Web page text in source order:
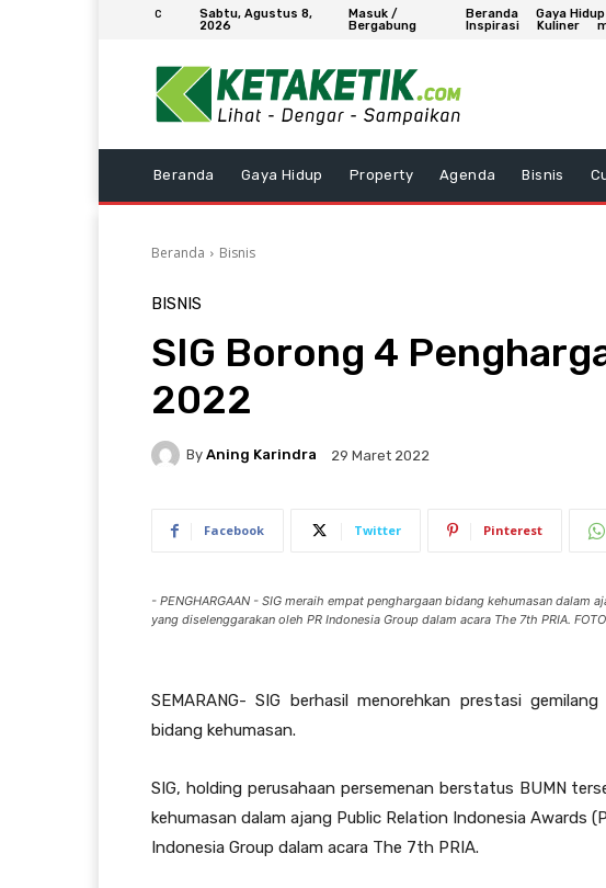
C
Sabtu, Agustus 8,
2026
Masuk /
Bergabung
Beranda Gaya Hidup
Inspirasi
Kuliner
Beranda Gaya Hidup Property Agenda Bisnis
Beranda Bisnis
BISNIS
SIG Borong 4
2022
By Aning Karindra 29 Maret 2022
Facebook Twitter Pinterest
- PENGHARGAAN - SIG meraih empat penghargaan bidang kehumasan dalam
yang diselenggarakan oleh PR Indonesia Group dalam acara The 7th PRIA. FOTO
SEMARANG- SIG berhasil menorehkan prestasi
bidang kehumasan.
SIG, holding perusahaan persemenan berstatus BUMN
kehumasan dalam ajang Public Relation Indonesia Awards
Indonesia Group dalam acara The 7th PRIA.